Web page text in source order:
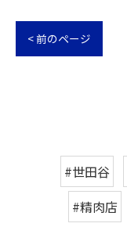
< 前のページ
#世田谷
#精肉店